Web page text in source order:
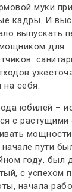
муки
кадры. И
выпускать
для
себя.
юбилей –
с растущими
пути
году, был
с успехом
начала